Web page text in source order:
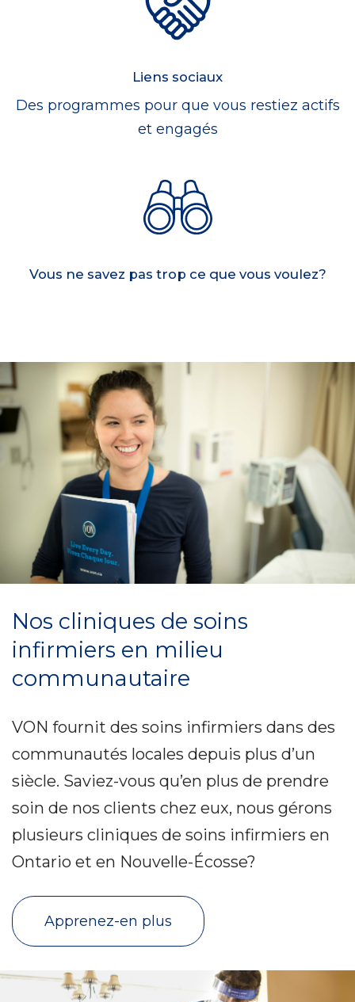
Liens sociaux
Des programmes pour que vous restiez actifs
et engagés
Vous ne savez pas trop ce que vous voulez?
Nos cliniques de soins
infirmiers en milieu
communautaire
VON fournit des soins infirmiers dans des
communautés locales depuis plus d’un
siècle. Saviez-vous qu’en plus de prendre
soin de nos clients chez eux, nous gérons
plusieurs cliniques de soins infirmiers en
Ontario et en Nouvelle-Écosse?
Apprenez-en plus